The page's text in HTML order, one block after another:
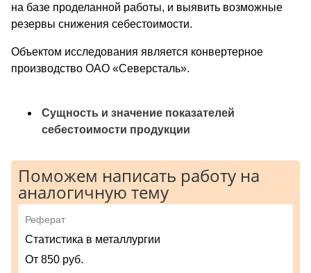
на базе проделанной работы, и выявить возможные
резервы снижения себестоимости.
Объектом исследования является конвертерное
производство ОАО «Северсталь».
Сущность и значение показателей
себестоимости продукции
Поможем написать работу на
аналогичную тему
Реферат
Статистика в металлургии
От 850 руб.